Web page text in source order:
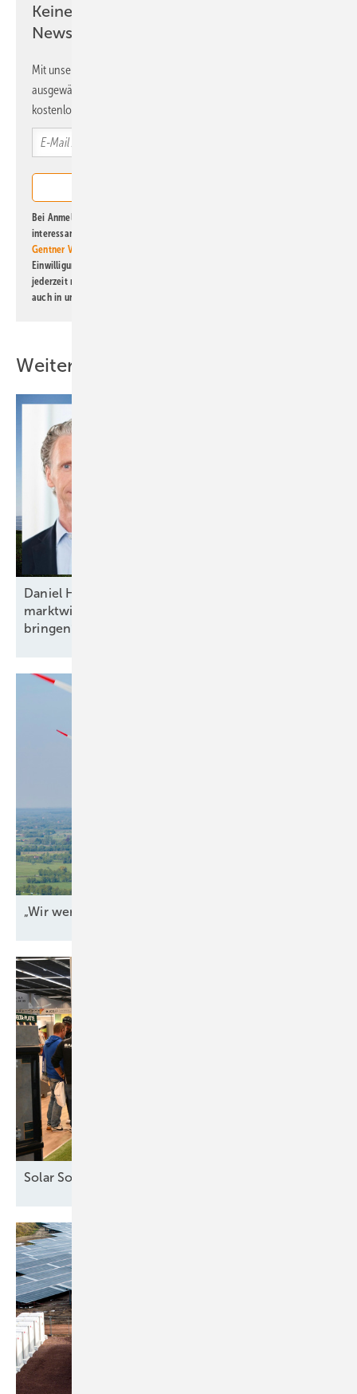
Keine Zeit? Kein Problem mit dem ERE
Newsletter!
Mit unserem Newsletter erhalten Sie regelmäßig von uns
ausgewählte Informationen und Neuigkeiten, gebündelt und
kostenlos direkt ins Postfach.
Bei Anmeldung zu diesem Newsletter bin ich damit einverstanden, über
interessante Verlags- und Online-Angebote
Gentner Verlag GmbH & Co. KG
Einwilligung kann ich jederzeit widerrufen und eine Abmeldung ist
jederzeit möglich. Informationen zum Umgang mit Daten finden Sie
auch in unserer
Weitere Inhalte
Daniel Hölder von Baywa RE: „Mehr Flexibilität und
marktwirtschaftliche Anreize ins Energiesystem
bringen“
„Wir werden jeden Tag
Solar Solutions – Erfolgreicher Auftakt in